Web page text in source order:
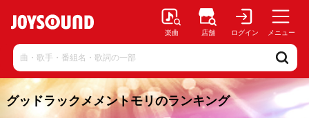
楽曲 店舗 ログイン メニュー
グッドラックメメントモリのランキング